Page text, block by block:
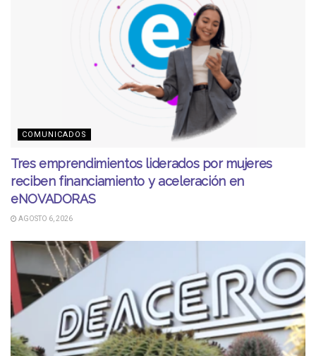
COMUNICADOS
Tres emprendimientos liderados por mujeres
reciben financiamiento y aceleración en
eNOVADORAS
AGOSTO 6, 2026